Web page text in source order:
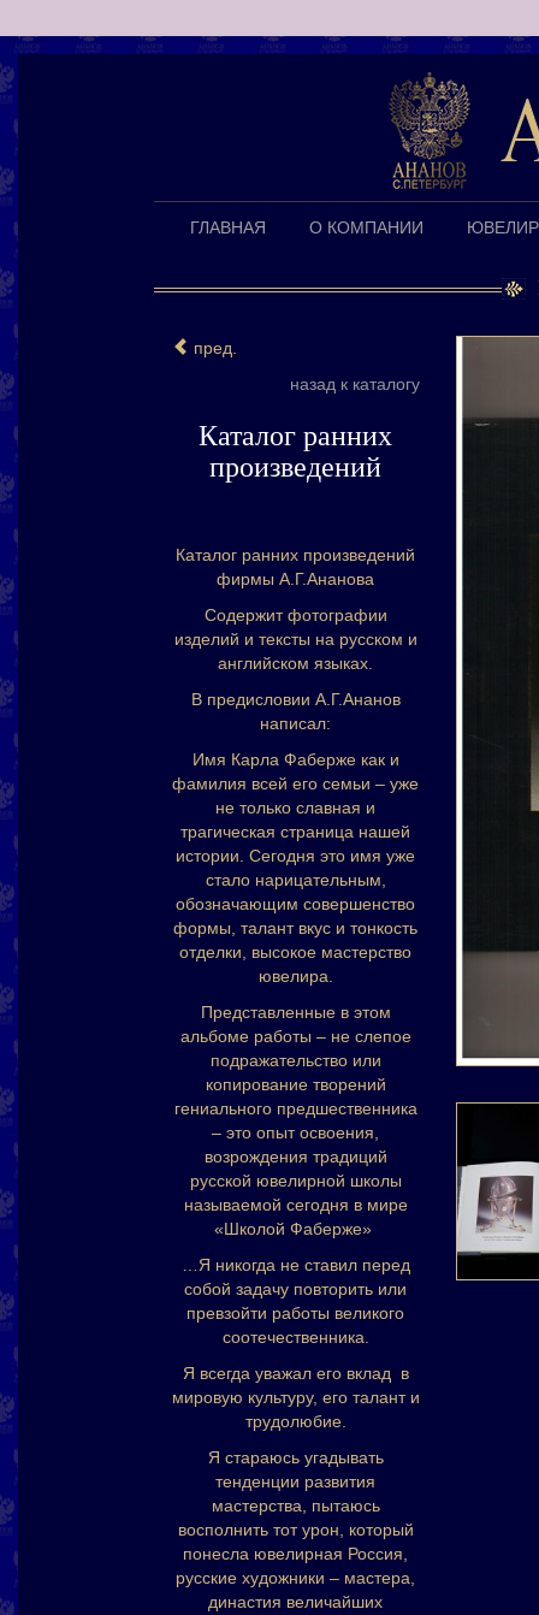
ГЛАВНАЯ О КОМПАНИИ
пред.
назад к каталогу
Каталог ранних
произведений
Каталог ранних произведений
фирмы А.Г.Ананова
Содержит фотографии
изделий и тексты на русском и
английском языках.
В предисловии А.Г.Ананов
написал:
Имя Карла Фаберже как и
фамилия всей его семьи – уже
не только славная и
трагическая страница нашей
истории. Сегодня это имя уже
стало нарицательным,
обозначающим совершенство
формы, талант вкус и тонкость
отделки, высокое мастерство
ювелира.
Представленные в этом
альбоме работы – не слепое
подражательство или
копирование творений
гениального предшественника
– это опыт освоения,
возрождения традиций
русской ювелирной школы
называемой сегодня в мире
«Школой Фаберже»
…Я никогда не ставил перед
собой задачу повторить или
превзойти работы великого
соотечественника.
Я всегда уважал его вклад в
мировую культуру, его талант и
трудолюбие.
Я стараюсь угадывать
тенденции развития
мастерства, пытаюсь
восполнить тот урон, который
понесла ювелирная Россия,
русские художники – мастера,
династия величайших